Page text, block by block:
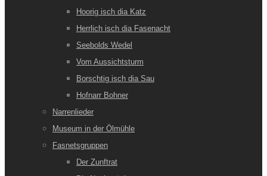
Hoorig isch dia Katz
Herrlich isch dia Fasenacht
Seebolds Wedel
Vom Aussichtsturm
Borschtig isch dia Sau
Hofnarr Bohner
Narrenlieder
Museum in der Ölmühle
Fasnetsgruppen
Der Zunftrat